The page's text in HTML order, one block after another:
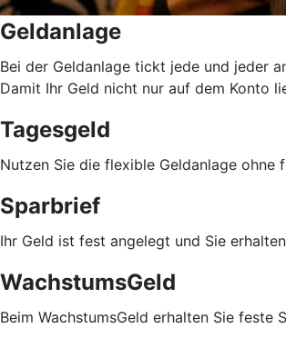
Geldanlage
Bei der Geldanlage tickt jede und jeder
Damit Ihr Geld nicht nur auf dem Konto
Tagesgeld
Nutzen Sie die flexible Geldanlage ohne
Sparbrief
Ihr Geld ist fest angelegt und Sie
WachstumsGeld
Beim WachstumsGeld erhalten Sie feste